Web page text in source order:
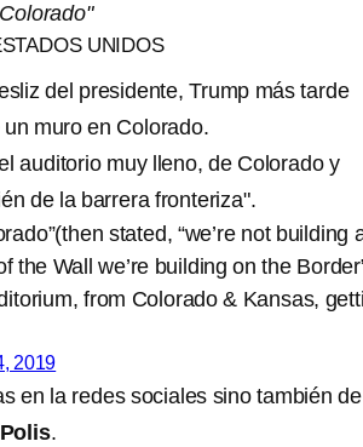
UNIDOS
del presidente, Trump más tarde
muro en Colorado.
auditorio muy lleno, de Colorado y
de la barrera fronteriza".
stated, “we’re not building
Wall we’re building on the
from Colorado & Kansas,
2019
en la redes sociales sino también
.